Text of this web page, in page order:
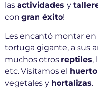
las actividades y
con gran éxito!
Les encantó montar en
tortuga gigante, a sus
muchos otros reptiles,
etc. Visitamos el huerto
vegetales y hortalizas.